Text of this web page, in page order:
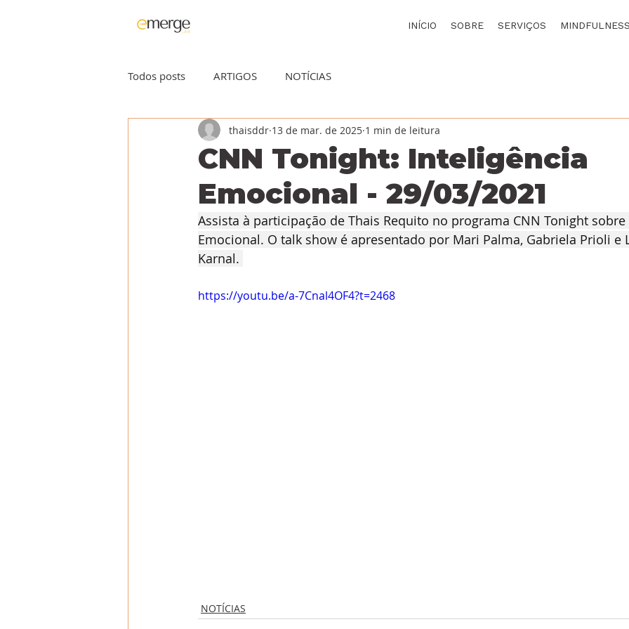
INÍCIO SOBRE SERVIÇOS
Todos posts ARTIGOS NOTÍCIAS
CNN Tonight: Inteligência
Emocional - 29/03/2021
thaisddr 13 de mar. de 2025 1 min de leitura
Assista à participação de Thais Requito no programa CNN Tonight
Emocional. O talk show é apresentado por Mari Palma, Gabriela Prioli e
Karnal.
https://youtu.be/a-7Cnal4OF4?t=2468
NOTÍCIAS